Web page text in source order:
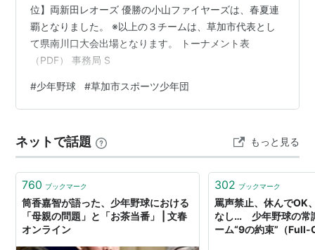
位】両新田レオーズ 優勝の小山ファイヤーズは、春夏連
覇となりました。 ※以上の３チームは、草加市代表とし
て県南川口大会出場となります。 トーナメント表
（PDF） 事務局 S
#少年野球 #草加市スポーツ少年団
ネットで話題 もっと見る
760 ブックマーク
筒香嘉智が語った、少年野球における
「母親の問題」と「お茶当番」 | 文春
オンライン
302 ブックマーク
罵声禁止、休んでOK
なし… 少年野球の常
ーム“9の約束”（